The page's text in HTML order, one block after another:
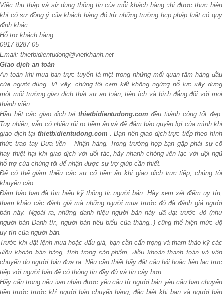
Việc thu thập và sử dụng thông tin của mỗi khách hàng chỉ được thực hiện
khi có sự đồng ý của khách hàng đó trừ những trường hợp pháp luật có quy
định khác.
Hỗ trợ khách hàng
0917 8287 05
Email: thietbidientudong@vietkhanh.net
Giao dịch an toàn
An toàn khi mua bán trực tuyến là một trong những mối quan tâm hàng đầu
của người dùng. Vì vậy, chúng tôi cam kết không ngừng nỗ lực xây dựng
một môi trường giao dịch thật sự an toàn, tiện ích và bình đẳng đối với mọi
thành viên.
Hầu hết các giao dịch tại thietbidientudong.comđều thành công tốt đẹp.
Tuy nhiên, vẫn có nhiều rủi ro tiềm ẩn và để đảm bảo quyền lợi của mình khi
giao dịch tại thietbidientudong.com. Bạn nên giao dịch trực tiếp theo hình
thức trao tay Đưa tiền – Nhận hàng. Trong trường hợp bạn gặp phải sự cố
hay thiệt hại khi giao dịch với đối tác, hãy nhanh chóng liên lạc với đội ngũ
hỗ trợ của chúng tôi để nhận được sự trợ giúp cần thiết.
Để có thể giảm thiểu các sự cố tiềm ẩn khi giao dịch trực tiếp, chúng tôi
khuyến cáo:
Đảm bảo bạn đã tìm hiểu kỹ thông tin người bán. Hãy xem xét điểm uy tín,
tham khảo các đánh giá mà những người mua trước đó đã đánh giá người
bán này. Ngoài ra, những danh hiệu người bán này đã đạt trước đó (như
người bán Danh tín, người bán tiêu biểu của tháng..) cũng thể hiện mức độ
uy tín của người bán.
Trước khi đặt lệnh mua hoặc đấu giá, bạn cần cẩn trọng và tham thảo kỹ các
điều khoản bán hàng, tình trạng sản phẩm, điều khoản thanh toán và vận
chuyển do người bán đưa ra. Nếu cần thiết hãy đặt câu hỏi hoặc liên lạc trực
tiếp với người bán để có thông tin đầy đủ và tin cậy hơn.
Hãy cẩn trọng nếu bạn nhận được yêu cầu từ người bán yêu cầu bạn chuyển
tiền trước trước khi người bán chuyển hàng, đặc biệt khi bạn và người bán